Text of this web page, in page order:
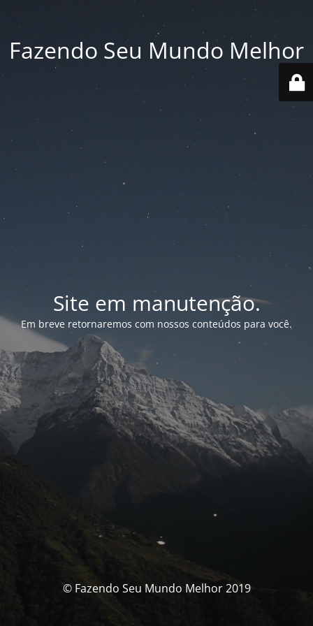
Fazendo Seu Mundo Melhor
Site em manutenção.
Em breve retornaremos com nossos conteúdos para você.
© Fazendo Seu Mundo Melhor 2019